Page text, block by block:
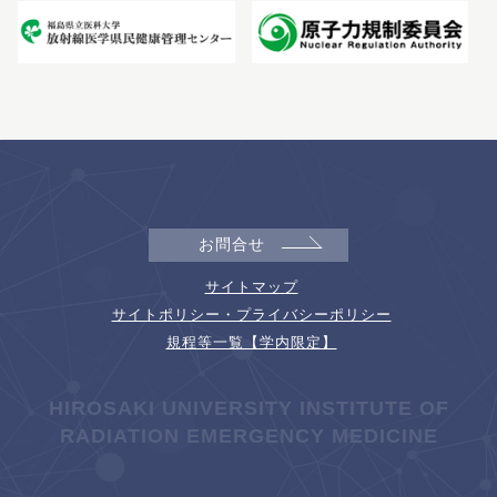
お問合せ
サイトマップ
サイトポリシー・プライバシーポリシー
規程等一覧【学内限定】
HIROSAKI UNIVERSITY INSTITUTE OF
RADIATION EMERGENCY MEDICINE